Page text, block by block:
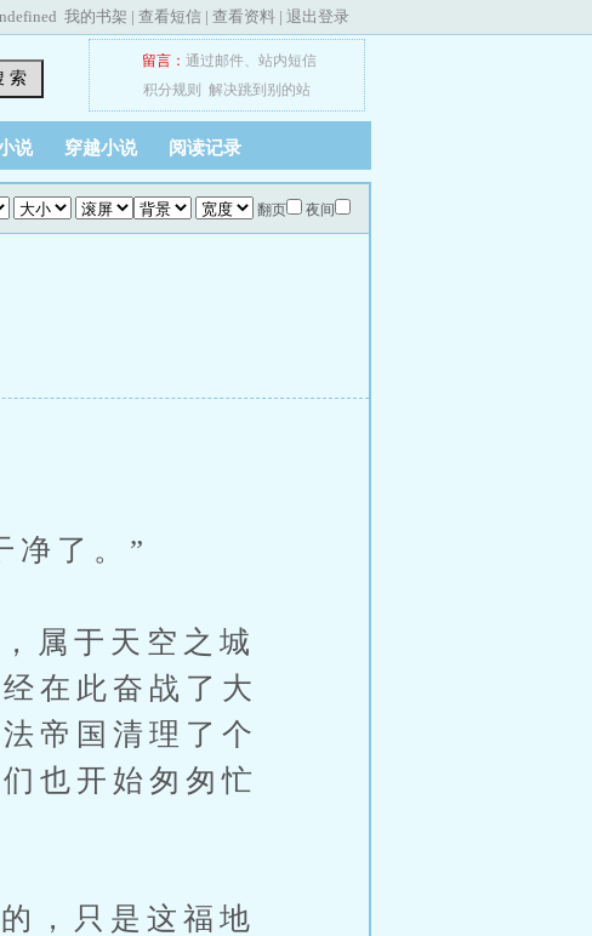
我的书架 | 查看短信 | 查看资料 | 退出登录
索
留言： 通过邮件、 站内短信
积分规则
解决跳到别的站
说 穿越小说 阅读记录
翻页 夜间
了。”
于天空之城
在此奋战了大
帝国清理了个
也开始匆匆忙
只是这福地